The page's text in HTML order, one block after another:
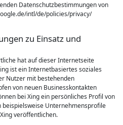
Datenschutzbestimmungen von
intl/de/policies/privacy/
zu Einsatz und
hat auf dieser Internetseite
ist ein Internetbasiertes soziales
Nutzer mit bestehenden
von neuen Businesskontakten
bei Xing ein persönliches Profil von
Unternehmensprofile
veröffentlichen.